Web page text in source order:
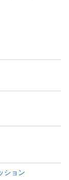
ション